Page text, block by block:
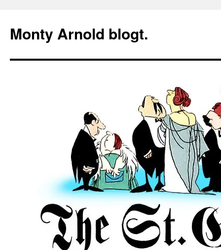
springen
Monty Arnold blogt.